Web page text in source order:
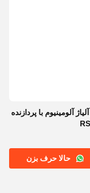
آلومینیوم با پردازنده
حالا حرف بزن